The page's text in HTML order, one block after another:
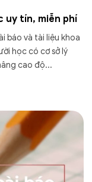
uy tín, miễn phí
báo và tài liệu khoa
học có cơ sở lý
cao độ...